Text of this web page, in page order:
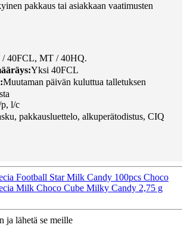
pakkaus tai asiakkaan vaatimusten
40FCL, MT / 40HQ.
Yksi 40FCL
Muutaman päivän kuluttua talletuksen
l/c
pakkausluettelo, alkuperätodistus, CIQ
Football Star Milk Candy 100pcs Choco
Milk Choco Cube Milky Candy 2,75 g
ja lähetä se meille